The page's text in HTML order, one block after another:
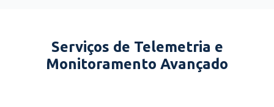
Serviços de Telemetria e
Monitoramento Avançado